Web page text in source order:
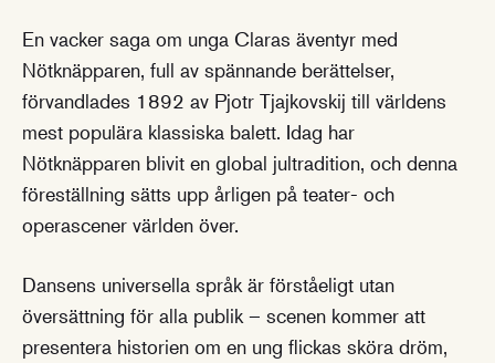
En vacker saga om unga Claras äventyr med
Nötknäpparen, full av spännande berättelser,
förvandlades 1892 av Pjotr Tjajkovskij till världens
mest populära klassiska balett. Idag har
Nötknäpparen blivit en global jultradition, och denna
föreställning sätts upp årligen på teater- och
operascener världen över.
Dansens universella språk är förståeligt utan
översättning för alla publik – scenen kommer att
presentera historien om en ung flickas sköra dröm,